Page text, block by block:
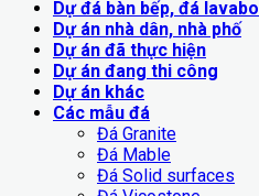
Dự đá bàn bếp, đá lavabo
Dự án nhà dân, nhà phố
Dự án đã thực hiện
Dự án đang thi công
Dự án khác
Các mẫu đá
Đá Granite
Đá Mable
Đá Solid surfaces